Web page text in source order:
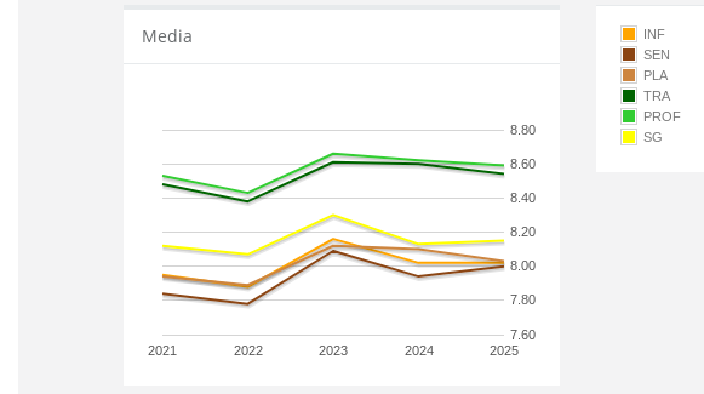
Media
2021 2022 2023 2024 2025
7.60
7.80
8.00
8.20
8.40
8.60
8.80
INF
SEN
PLA
TRA
PROF
SG